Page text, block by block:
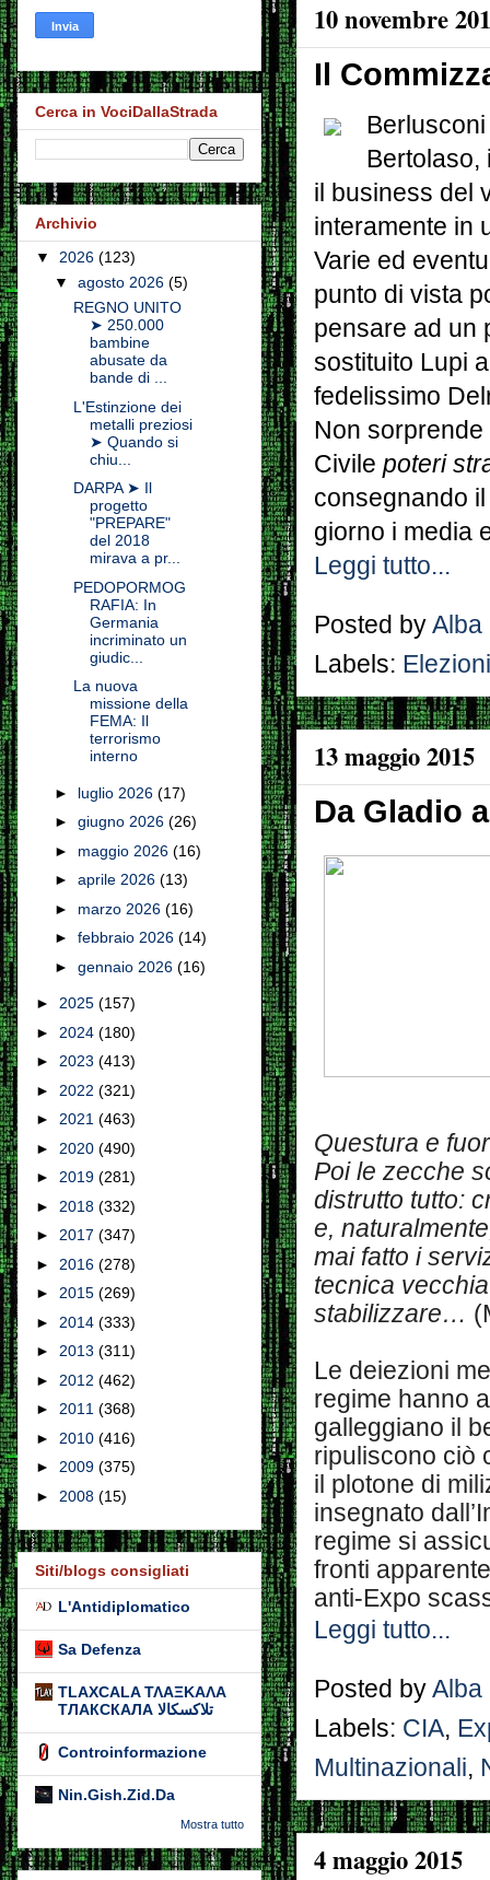
10 novembre
Il
il business del
interamente in
Varie ed
punto di vista
pensare ad un
sostituito Lupi
fedelissimo
Non
Civile poteri
consegnando
giorno i media
Leggi tutto...
Posted by Alba
Labels: Elezioni
13 maggio 2015
Da Gladio
Questura e
Poi le zecche
distrutto tutto:
e,
mai fatto i
tecnica
stabilizzare…
Le deiezioni
regime hanno
galleggiano il
ripuliscono ciò
il plotone di
insegnato
regime si
fronti
anti-Expo
Leggi tutto...
Posted by Alba
Labels: CIA,
Multinazionali,
4 maggio 2015
Cerca in VociDallaStrada
Archivio
▼ 2026 (123)
▼ agosto 2026 (5)
REGNO UNITO
➤ 250.000
bambine
abusate da
bande di ...
L'Estinzione dei
metalli preziosi
➤ Quando si
chiu...
DARPA ➤ Il
progetto
"PREPARE"
del 2018
mirava a pr...
PEDOPORMOG
RAFIA: In
Germania
incriminato un
giudic...
La nuova
missione della
FEMA: Il
terrorismo
interno
► luglio 2026 (17)
► giugno 2026 (26)
► maggio 2026 (16)
► aprile 2026 (13)
► marzo 2026 (16)
► febbraio 2026 (14)
► gennaio 2026 (16)
► 2025 (157)
► 2024 (180)
► 2023 (413)
► 2022 (321)
► 2021 (463)
► 2020 (490)
► 2019 (281)
► 2018 (332)
► 2017 (347)
► 2016 (278)
► 2015 (269)
► 2014 (333)
► 2013 (311)
► 2012 (462)
► 2011 (368)
► 2010 (416)
► 2009 (375)
► 2008 (15)
Siti/blogs consigliati
L'Antidiplomatico
Sa Defenza
TLAXCALA ΤΛΑΞΚΑΛΑ
ТЛАКСКАЛА تلاكسكالا
Controinformazione
Nin.Gish.Zid.Da
Mostra tutto